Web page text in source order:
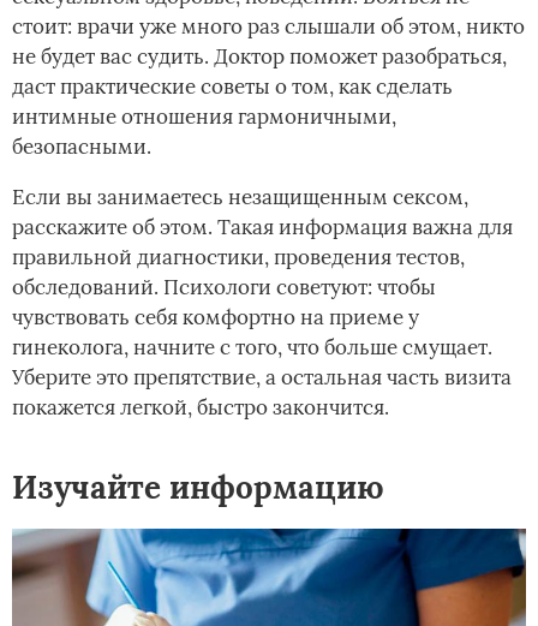
стоит: врачи уже много раз слышали об этом, никто
не будет вас судить. Доктор поможет разобраться,
даст практические советы о том, как сделать
интимные отношения гармоничными,
безопасными.
Если вы занимаетесь незащищенным сексом,
расскажите об этом. Такая информация важна для
правильной диагностики, проведения тестов,
обследований. Психологи советуют: чтобы
чувствовать себя комфортно на приеме у
гинеколога, начните с того, что больше смущает.
Уберите это препятствие, а остальная часть визита
покажется легкой, быстро закончится.
Изучайте информацию